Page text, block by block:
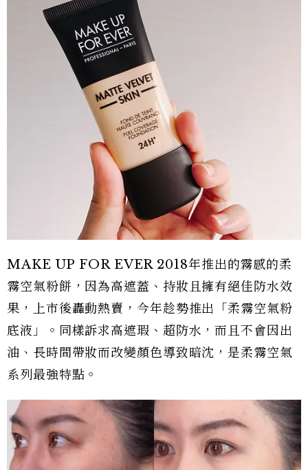
MAKE UP FOR EVER 2018年推出的霧感的柔
霧空氣粉餅，因為高遮蓋、持妝且擁有絕佳防水效
果，上市後轟動熱賣，今年趁勢推出「柔霧空氣粉
底液」。同樣訴求高遮瑕、超防水，而且不會因出
油、長時間帶妝而改變顏色導致暗沈，是柔霧空氣
系列最強特點。